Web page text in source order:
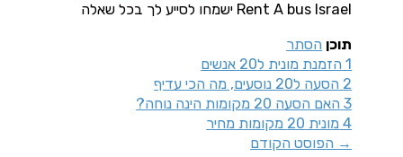
Rent A bus Israel ישמחו לסייע לך בכל שאלה
תוכן הסתר
1 הזמנת מונית ל20 אנשים
2 הסעה ל20 נוסעים, מה הכי עדיף
3 האם הסעה 20 מקומות הינה נוחה?
4 מונית 20 מקומות מחיר
→ הפוסט הקודם